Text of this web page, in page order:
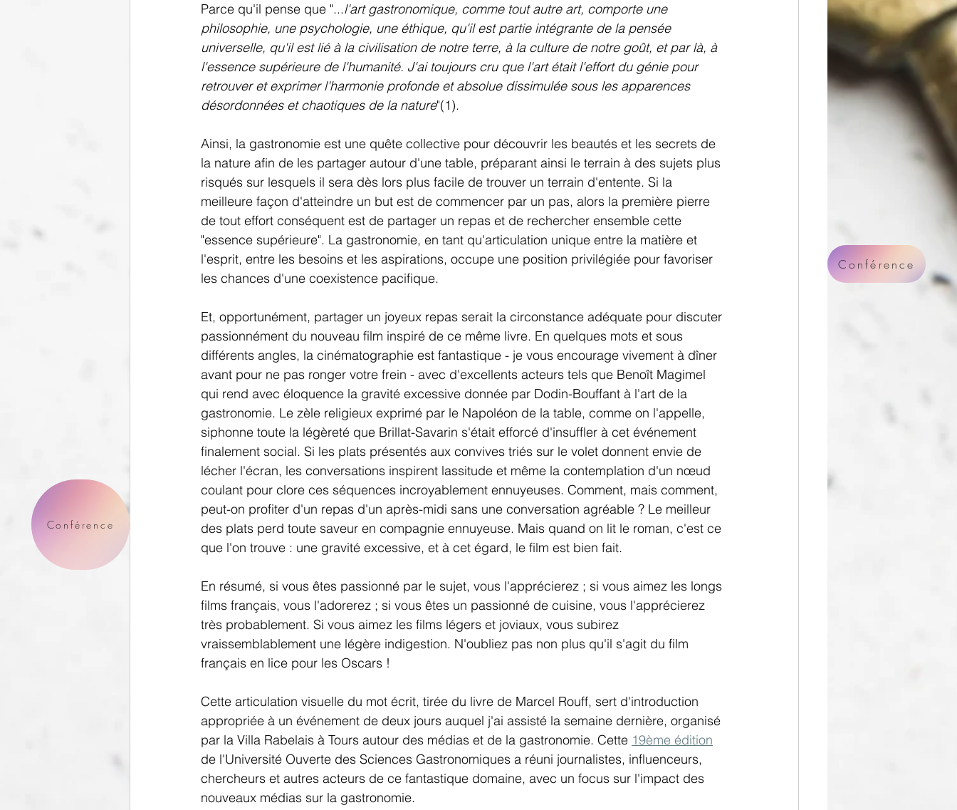
Conférence
Parce qu'il pense que "...l'art gastronomique, comme tout autre art, comporte une
philosophie, une psychologie, une éthique, qu'il est partie intégrante de la pensée
universelle, qu'il est lié à la civilisation de notre terre, à la culture de notre goût, et par là, à
l'essence supérieure de l'humanité. J'ai toujours cru que l'art était l'effort du génie pour
retrouver et exprimer l'harmonie profonde et absolue dissimulée sous les apparences
désordonnées et chaotiques de la nature"(1).
Ainsi, la gastronomie est une quête collective pour découvrir les beautés et les secrets de
la nature afin de les partager autour d'une table, préparant ainsi le terrain à des sujets plus
risqués sur lesquels il sera dès lors plus facile de trouver un terrain d'entente. Si la
meilleure façon d'atteindre un but est de commencer par un pas, alors la première pierre
de tout effort conséquent est de partager un repas et de rechercher ensemble cette
"essence supérieure". La gastronomie, en tant qu'articulation unique entre la matière et
l'esprit, entre les besoins et les aspirations, occupe une position privilégiée pour favoriser
les chances d'une coexistence pacifique.
Et, opportunément, partager un joyeux repas serait la circonstance adéquate pour discuter
passionnément du nouveau film inspiré de ce même livre. En quelques mots et sous
différents angles, la cinématographie est fantastique - je vous encourage vivement à dîner
avant pour ne pas ronger votre frein - avec d'excellents acteurs tels que Benoît Magimel
qui rend avec éloquence la gravité excessive donnée par Dodin-Bouffant à l'art de la
gastronomie. Le zèle religieux exprimé par le Napoléon de la table, comme on l'appelle,
siphonne toute la légèreté que Brillat-Savarin s'était efforcé d'insuffler à cet événement
finalement social. Si les plats présentés aux convives triés sur le volet donnent envie de
lécher l'écran, les conversations inspirent lassitude et même la contemplation d'un nœud
coulant pour clore ces séquences incroyablement ennuyeuses. Comment, mais comment,
peut-on profiter d'un repas d'un après-midi sans une conversation agréable ? Le meilleur
des plats perd toute saveur en compagnie ennuyeuse. Mais quand on lit le roman, c'est ce
que l'on trouve : une gravité excessive, et à cet égard, le film est bien fait.
En résumé, si vous êtes passionné par le sujet, vous l'apprécierez ; si vous aimez les longs
films français, vous l'adorerez ; si vous êtes un passionné de cuisine, vous l'apprécierez
très probablement. Si vous aimez les films légers et joviaux, vous subirez
vraissemblablement une légère indigestion. N'oubliez pas non plus qu'il s'agit du film
français en lice pour les Oscars !
Cette articulation visuelle du mot écrit, tirée du livre de Marcel Rouff, sert d'introduction
appropriée à un événement de deux jours auquel j'ai assisté la semaine dernière, organisé
par la Villa Rabelais à Tours autour des médias et de la gastronomie. Cette 19ème édition
de l'Université Ouverte des Sciences Gastronomiques a réuni journalistes, influenceurs,
chercheurs et autres acteurs de ce fantastique domaine, avec un focus sur l'impact des
nouveaux médias sur la gastronomie.
Conférence